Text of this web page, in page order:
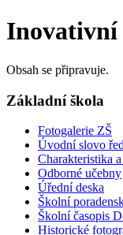
Inovativní
Obsah se připravuje.
Základní škola
Fotogalerie ZŠ
Úvodní slovo
Charakteristika
Odborné učebny
Úřední deska
Školní
Školní časopis
Historické